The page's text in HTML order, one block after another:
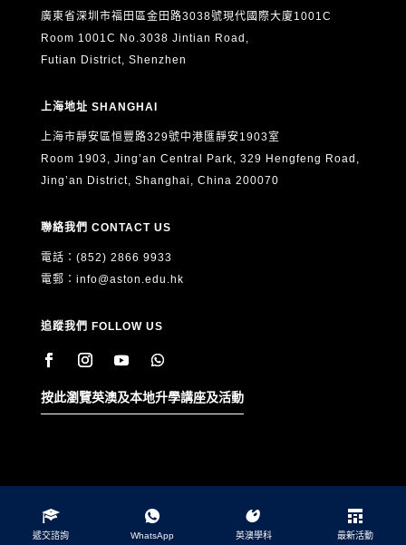
廣東省深圳市福田區金田路3038號現代國際大廈1001C
Room 1001C No.3038 Jintian Road,
Futian District, Shenzhen
上海地址 SHANGHAI
上海市靜安區恒豐路329號中港匯靜安1903室
Room 1903, Jing’an Central Park, 329 Hengfeng Road,
Jing’an District, Shanghai, China 200070
聯絡我們 CONTACT US
電話：(852) 2866 9933
電郵： info@aston.edu.hk
追蹤我們 FOLLOW US
按此瀏覽英澳及本地升學講座及活動
Copyright © 2026 Aston Group Hong Kong. All Rights
遞交諮詢 WhatsApp 英澳學科 最新活動